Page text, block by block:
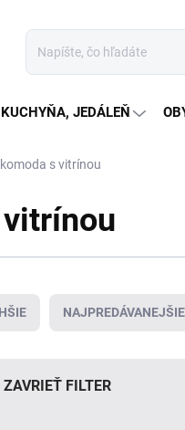
KUCHYŇA, JEDÁLEŇ
s vitrínou
NAJPREDÁVANEJŠIE
ZAVRIEŤ FILTER